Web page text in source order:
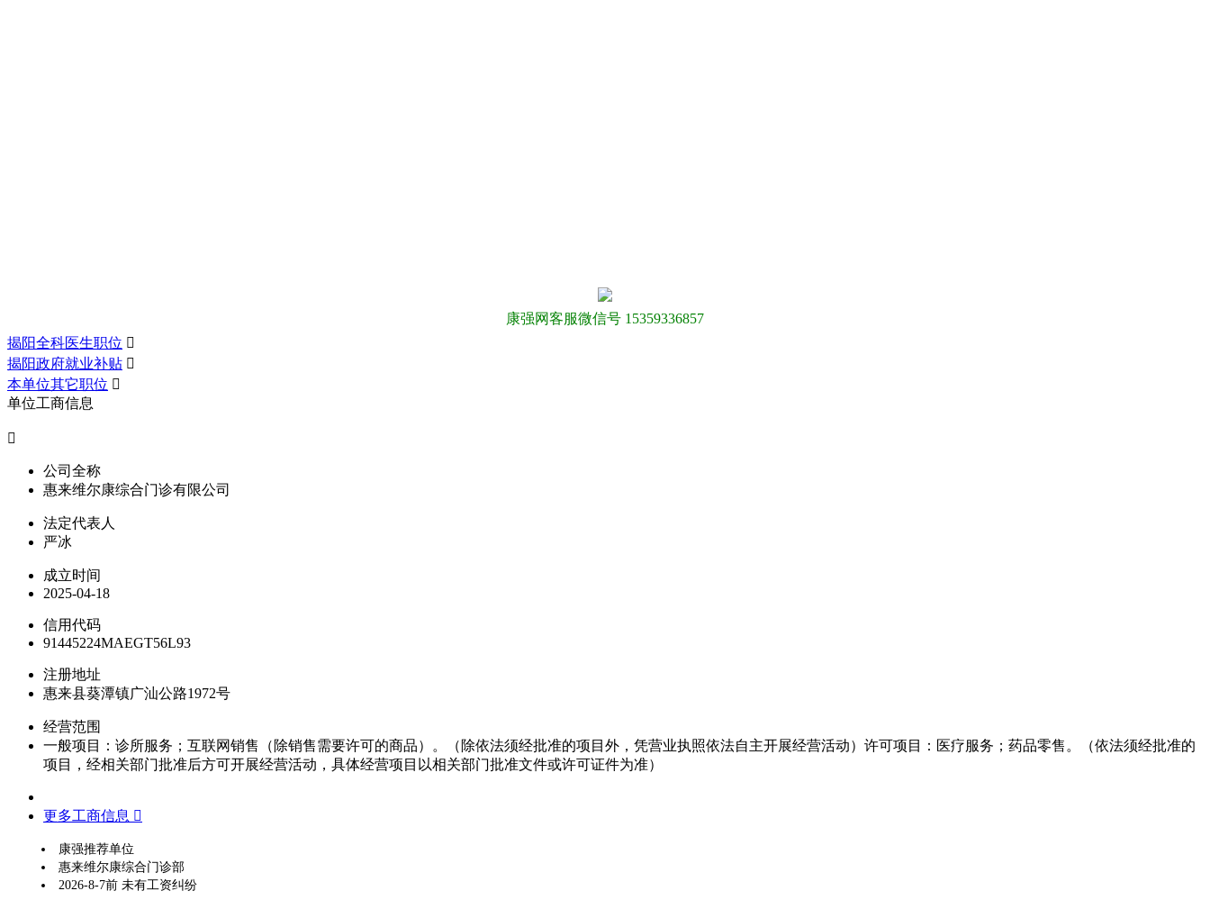
康强网客服微信号 15359336857
揭阳全科医生职位 
揭阳政府就业补贴 
本单位其它职位 
单位工商信息

公司全称
惠来维尔康综合门诊有限公司
法定代表人
严冰
成立时间
2025-04-18
信用代码
91445224MAEGT56L93
注册地址
惠来县葵潭镇广汕公路1972号
经营范围
一般项目：诊所服务；互联网销售（除销售需要许可的商品）。（除依法须经批准的项目外，凭营业执照依法自主开展经营活动）许可项目：医疗服务；药品零售。（依法须经批准的
项目，经相关部门批准后方可开展经营活动，具体经营项目以相关部门批准文件或许可证件为准）
更多工商信息 
康强推荐单位
惠来维尔康综合门诊部
2026-8-7前 未有工资纠纷